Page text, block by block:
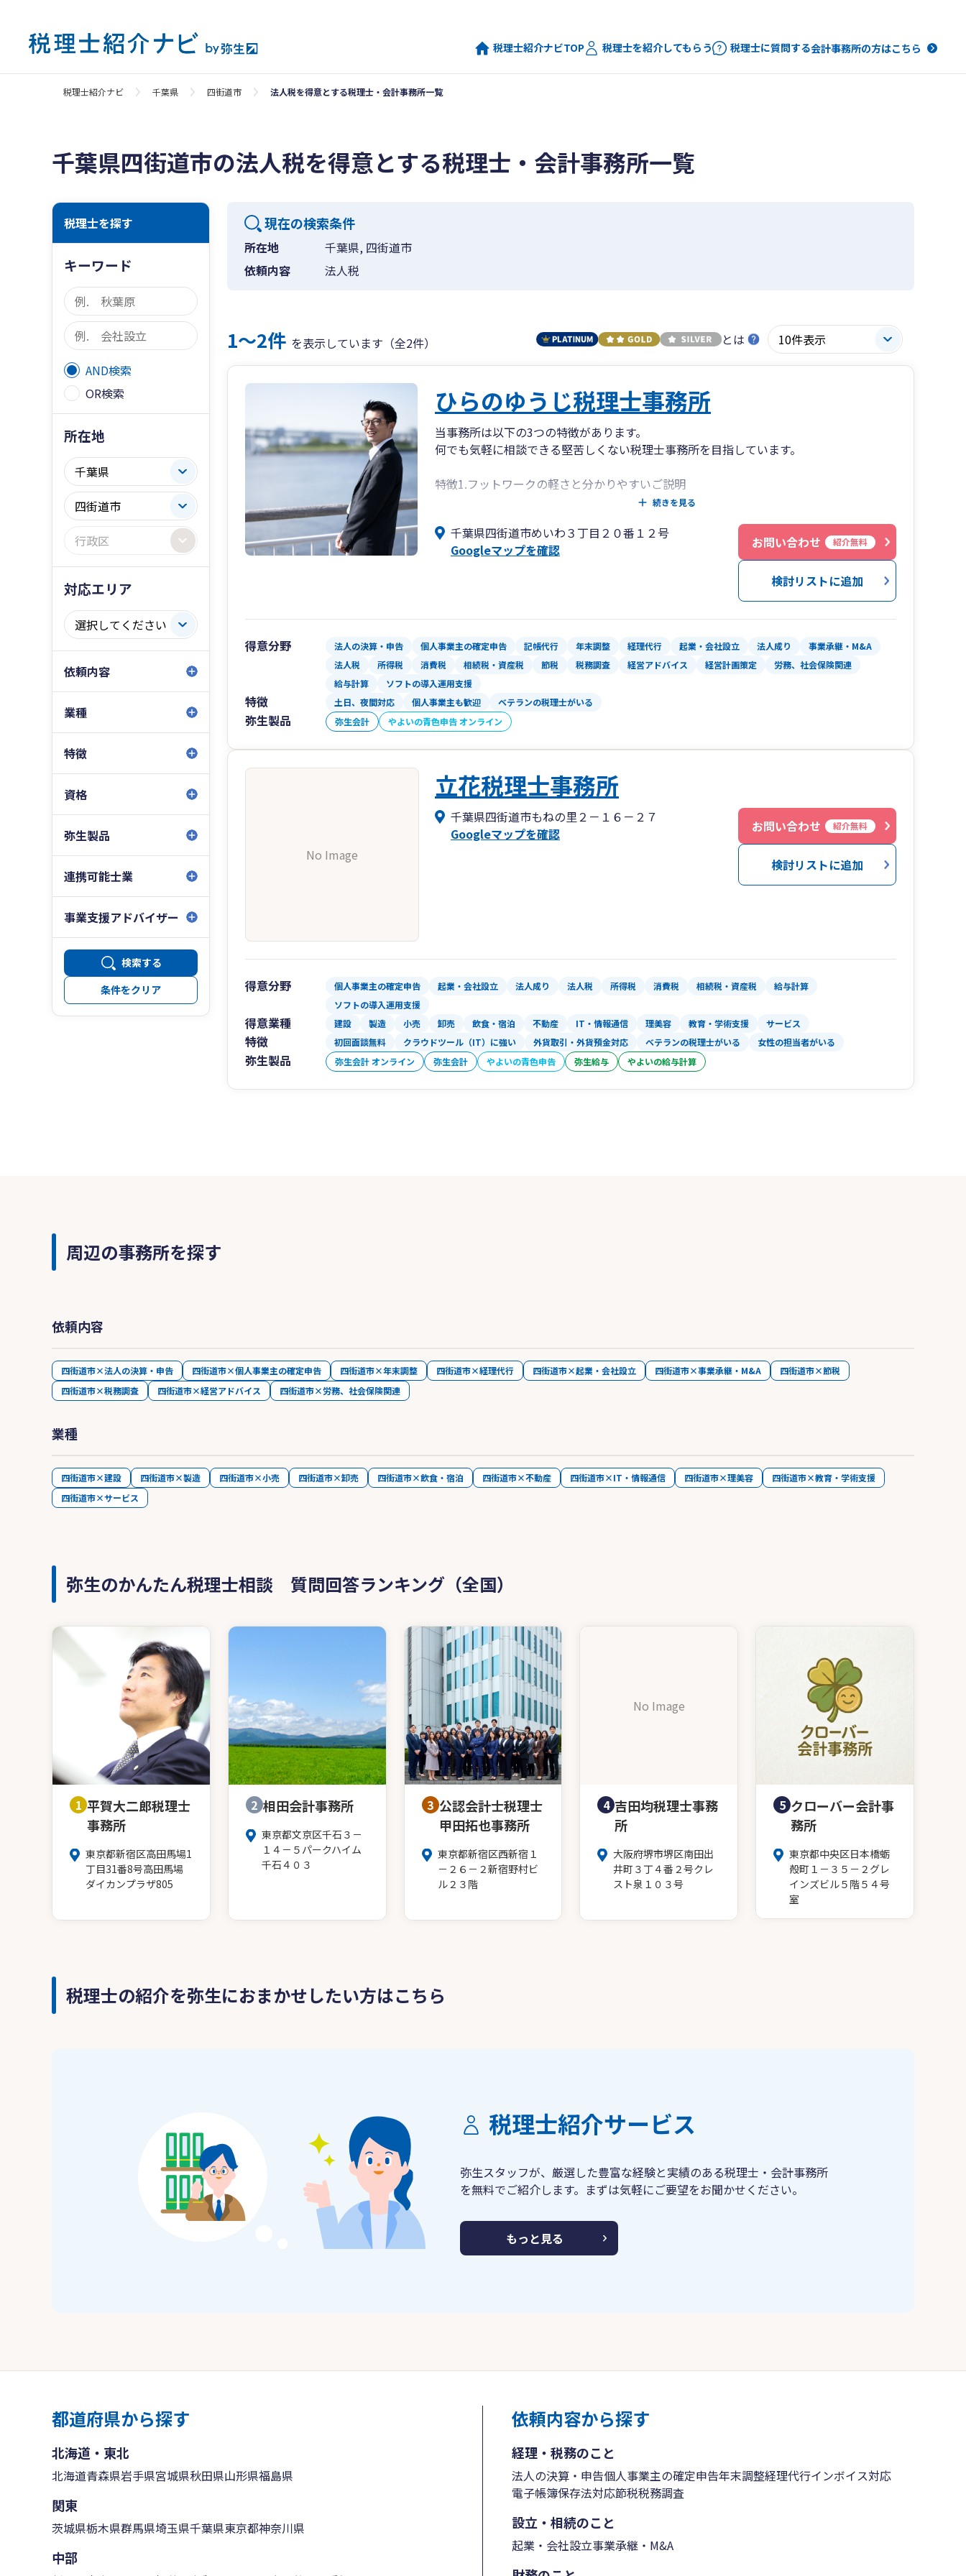
税理士紹介ナビTOP 税理士を紹介してもらう 税理士に質問する会計事務所の方はこちら
税理士紹介ナビ 千葉県 四街道市 法人税を得意とする税理士・会計事務所一覧
千葉県四街道市の法人税を得意とする税理士・会計事務所一覧
税理士を探す
キーワード
AND検索
OR検索
所在地
対応エリア
依頼内容
業種
特徴
資格
弥生製品
連携可能士業
事業支援アドバイザー
検索する
条件をクリア
現在の検索条件
所在地
千葉県, 四街道市
依頼内容
法人税
1〜2件 を表示しています（全2件） とは
ひらのゆうじ税理士事務所
当事務所は以下の3つの特徴があります。
何でも気軽に相談できる堅苦しくない税理士事務所を目指しています。
特徴1.フットワークの軽さと分かりやすいご説明
この特徴を生かして、フットワークの軽さがあると自負しております。
時間が合えば当日のアポイントでも対応するなど小規模事務所ならではの小回りの良さも
また、当事務所では「丁寧で」「わかりやすい」対応を心がけています。
税金は専門用語が多く、制度が複雑です。
私たちは、お客様のお話やご要望をしっかりと丁寧にお聞きし、複雑な内容でもわかりや
すくご説明し対応します。
コミュニケーションを重視した対応により、お客様に安心を与えられる事務所で在りたい
と心がけています。
日々の業務では節税に関する税務コンサルティングだけでなく、会社設立、資金繰り、相
続・事業承継、従業員など様々な問題が生じます。
当事務所では、お客様の様々な問題の解決のためのパートナーとして、月次巡回監査など
を通じて会計・税務を中心に課題解決に向けた提案をし、ご事業に専念できるようサポー
す。
健全な利益を計上して発展できるよう、誠実なサポートを通じてお客様に伴走していく存
在となります。
続きを見る
千葉県四街道市めいわ３丁目２０番１２号
Googleマップを確認
お問い合わせ 紹介無料
検討リストに追加
得意分野 法人の決算・申告 個人事業主の確定申告 記帳代行 年末調整 経理代行 起業・会社設立 法人成り
事業承継・M&A
法人税
所得税 消費税 相続税・資産税 節税 税務調査 経営アドバイス 経営計画策定
労務、社会保険関連
給与計算
ソフトの導入運用支援
特徴 土日、夜間対応 個人事業主も歓迎 ベテランの税理士がいる
弥生製品 弥生会計 やよいの青色申告 オンライン
No Image
立花税理士事務所
千葉県四街道市もねの里２－１６－２７
Googleマップを確認
お問い合わせ 紹介無料
検討リストに追加
得意分野 個人事業主の確定申告 起業・会社設立 法人成り 法人税 所得税 消費税 相続税・資産税
給与計算
ソフトの導入運用支援
得意業種 建設 製造 小売 卸売 飲食・宿泊 不動産 IT・情報通信 理美容 教育・学術支援 サービス
特徴 初回面談無料 クラウドツール（IT）に強い 外貨取引・外貨預金対応 ベテランの税理士がいる 女性の担当者がいる
弥生製品 弥生会計 オンライン 弥生会計 やよいの青色申告 弥生給与 やよいの給与計算
周辺の事務所を探す
依頼内容
四街道市×法人の決算・申告 四街道市×個人事業主の確定申告 四街道市×年末調整 四街道市×経理代行 四街道市×起業・会社設立 四街道市×事業承継・M&A
四街道市×節税
四街道市×税務調査
四街道市×経営アドバイス 四街道市×労務、社会保険関連
業種
四街道市×建設 四街道市×製造 四街道市×小売 四街道市×卸売 四街道市×飲食・宿泊 四街道市×不動産 四街道市×IT・情報通信 四街道市×理美容
四街道市×教育・学術支援
四街道市×サービス
弥生のかんたん税理士相談 質問回答ランキング（全国）
1 平賀大二郎税理士
事務所
東京都新宿区高田馬場1
丁目31番8号高田馬場
ダイカンプラザ805
2 相田会計事務所
東京都文京区千石３－
１４－５パークハイム
千石４０３
3 公認会計士税理士
甲田拓也事務所
東京都新宿区西新宿１
－２６－２新宿野村ビ
ル２３階
No Image
4 吉田均税理士事務
所
大阪府堺市堺区南田出
井町３丁４番２号クレ
スト泉１０３号
5 クローバー会計事
務所
東京都中央区日本橋蛎
殻町１－３５－２グレ
インズビル５階５４号
室
税理士の紹介を弥生におまかせしたい方はこちら
税理士紹介サービス
弥生スタッフが、厳選した豊富な経験と実績のある税理士・会計事務所
を無料でご紹介します。まずは気軽にご要望をお聞かせください。
もっと見る
都道府県から探す
北海道・東北
北海道青森県岩手県宮城県秋田県山形県福島県
関東
茨城県栃木県群馬県埼玉県千葉県東京都神奈川県
中部
依頼内容から探す
経理・税務のこと
法人の決算・申告個人事業主の確定申告年末調整経理代行インボイス対応
電子帳簿保存法対応節税税務調査
設立・相続のこと
起業・会社設立事業承継・M&A